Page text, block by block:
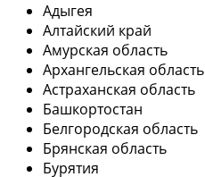
Адыгея
Алтайский край
Амурская область
Архангельская область
Астраханская область
Башкортостан
Белгородская область
Брянская область
Бурятия